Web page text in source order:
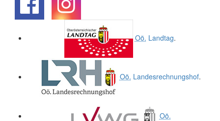
Oö. Landtag.
Oö. Landesrechnungshof.
Oö.